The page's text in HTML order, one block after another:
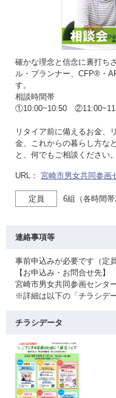
確かな理念と信念に裏打ち
ル・プランナー、CFP®・
す。
相談時間帯
①10:00~10:50
リタイア前に備えるお金、
金、これからの暮らし方な
と、何でもご相談ください。
URL： 宮崎市男女共同参画
定員 6組（各時間帯
連絡事項等
事前申込みが必要です（定
【お申込み・お問合せ先】
宮崎市男女共同参画センタ
※詳細は以下の「チラシデ
チラシデータ